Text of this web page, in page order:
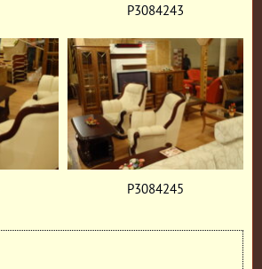
P3084243
P3084245